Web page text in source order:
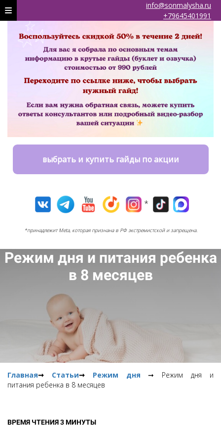
info@sonmalysha.ru
+79645401991
выбрать и купить гайды по акции
*
*принадлежит Meta, которая признана в РФ экстремистской и запрещена.
Режим дня и питания ребенка
в 8 месяцев
Главная➞ Статьи➞ Режим дня ➞ Режим дня и
питания ребенка в 8 месяцев
ВРЕМЯ ЧТЕНИЯ 3 МИНУТЫ